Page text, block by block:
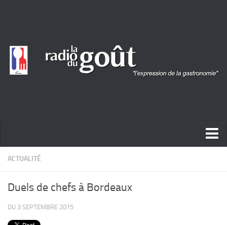
ACTUALITÉ
ACTUALITÉ
Duels de chefs à Bordeaux
DU 3 SEPTEMBRE 2015